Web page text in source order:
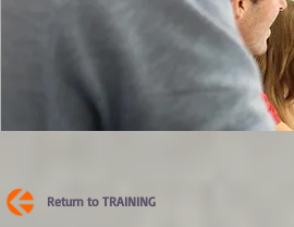
Return to TRAINING